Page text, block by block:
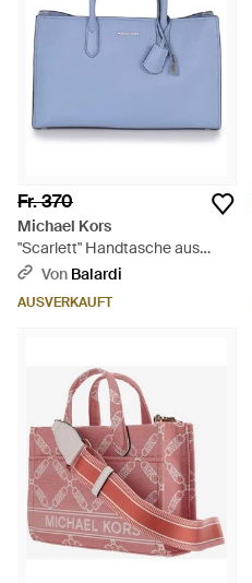
Fr. 370
Michael Kors
"Scarlett" Handtasche aus
Kieselleder. - Blau
Von Balardi
AUSVERKAUFT